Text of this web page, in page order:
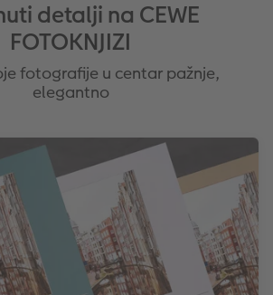
detalji na CEWE
FOTOKNJIZI
fotografije u centar pažnje,
elegantno